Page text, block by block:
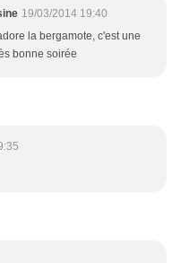
19/03/2014 19:40
la bergamote, c'est une
bonne soirée